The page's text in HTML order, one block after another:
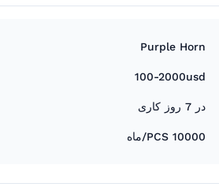
Purple Horn
100-2000usd
در 7 روز کاری
10000 PCS/ماه